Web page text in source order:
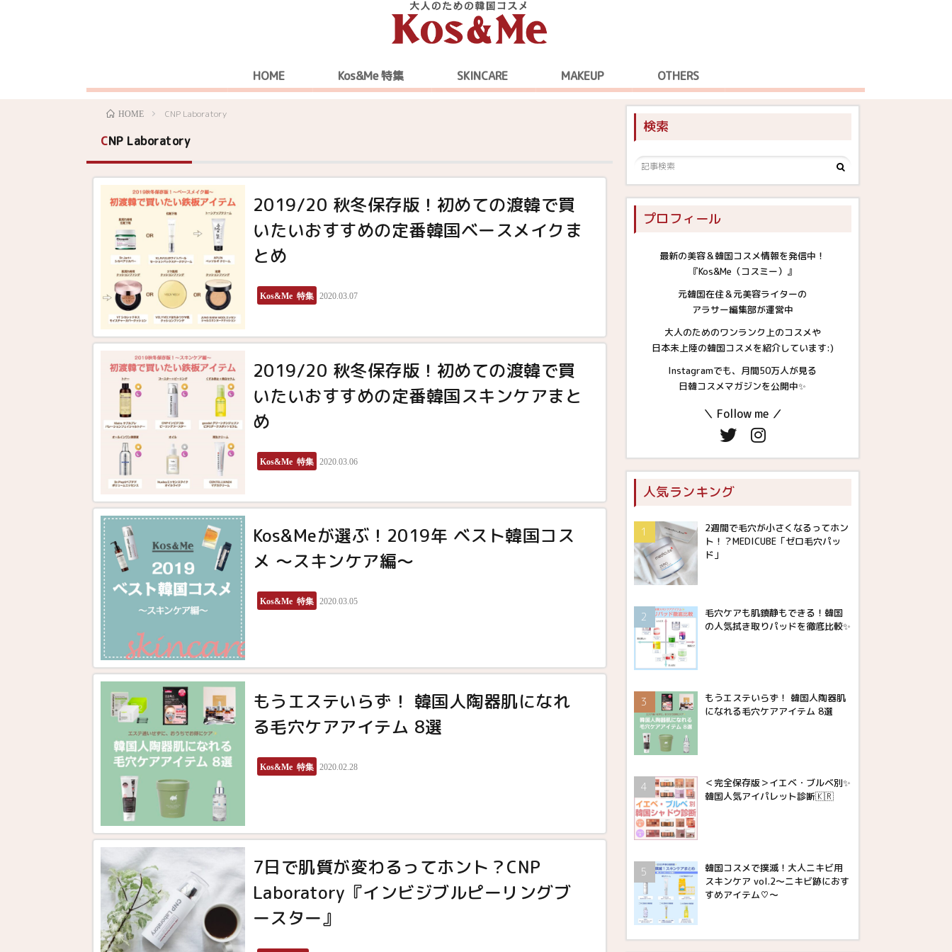
HOME Kos&Me 特集 SKINCARE MAKEUP OTHERS
HOME CNP Laboratory
CNP Laboratory
2019/20 秋冬保存版！初めての渡韓で買
いたいおすすめの定番韓国ベースメイクま
とめ
Kos&Me 特集 2020.03.07
2019/20 秋冬保存版！初めての渡韓で買
いたいおすすめの定番韓国スキンケアまと
め
Kos&Me 特集 2020.03.06
Kos&Meが選ぶ！2019年 ベスト韓国コス
メ 〜スキンケア編〜
Kos&Me 特集 2020.03.05
もうエステいらず！ 韓国人陶器肌になれ
る毛穴ケアアイテム 8選
Kos&Me 特集 2020.02.28
7日で肌質が変わるってホント？CNP
Laboratory『インビジブルピーリングブ
ースター』
検索
プロフィール
最新の美容＆韓国コスメ情報を発信中！
『Kos&Me（コスミー）』
元韓国在住＆元美容ライターの
アラサー編集部が運営中
大人のためのワンランク上のコスメや
日本未上陸の韓国コスメを紹介しています:)
Instagramでも、月間50万人が見る
日韓コスメマガジンを公開中✨
＼ Follow me ／
人気ランキング
2週間で毛穴が小さくなるってホン
ト！？MEDICUBE「ゼロ毛穴パッ
ド」
毛穴ケアも肌鎮静もできる！韓国
の人気拭き取りパッドを徹底比較✨
もうエステいらず！ 韓国人陶器肌
になれる毛穴ケアアイテム 8選
＜完全保存版＞イエベ・ブルベ別✨
韓国人気アイパレット診断🇰🇷
韓国コスメで撲滅！大人ニキビ用
スキンケア vol.2〜ニキビ跡におす
すめアイテム♡〜